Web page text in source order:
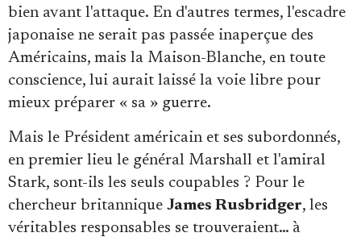
bien avant l'attaque. En d'autres termes, l'escadre
japonaise ne serait pas passée inaperçue des
Américains, mais la Maison-Blanche, en toute
conscience, lui aurait laissé la voie libre pour
mieux préparer « sa » guerre.
Mais le Président américain et ses subordonnés,
en premier lieu le général Marshall et l'amiral
Stark, sont-ils les seuls coupables ? Pour le
chercheur britannique James Rusbridger, les
véritables responsables se trouveraient… à